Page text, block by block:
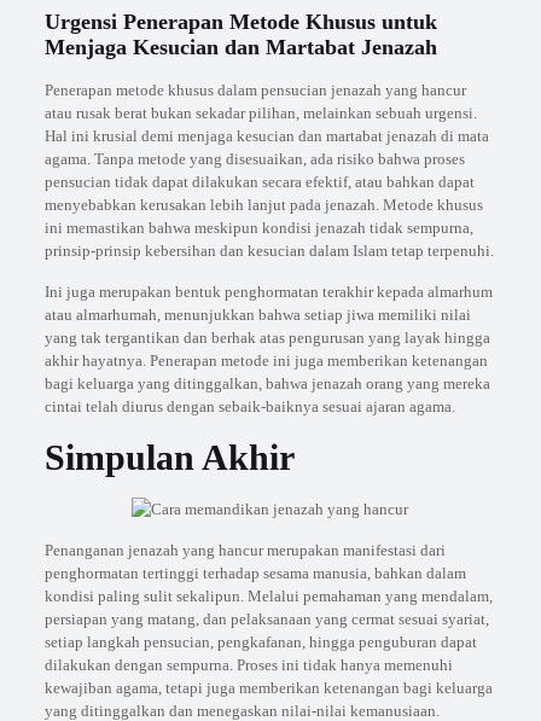
Urgensi Penerapan Metode Khusus untuk
Menjaga Kesucian dan Martabat Jenazah
Penerapan metode khusus dalam pensucian jenazah yang hancur
atau rusak berat bukan sekadar pilihan, melainkan sebuah urgensi.
Hal ini krusial demi menjaga kesucian dan martabat jenazah di mata
agama. Tanpa metode yang disesuaikan, ada risiko bahwa proses
pensucian tidak dapat dilakukan secara efektif, atau bahkan dapat
menyebabkan kerusakan lebih lanjut pada jenazah. Metode khusus
ini memastikan bahwa meskipun kondisi jenazah tidak sempurna,
prinsip-prinsip kebersihan dan kesucian dalam Islam tetap terpenuhi.
Ini juga merupakan bentuk penghormatan terakhir kepada almarhum
atau almarhumah, menunjukkan bahwa setiap jiwa memiliki nilai
yang tak tergantikan dan berhak atas pengurusan yang layak hingga
akhir hayatnya. Penerapan metode ini juga memberikan ketenangan
bagi keluarga yang ditinggalkan, bahwa jenazah orang yang mereka
cintai telah diurus dengan sebaik-baiknya sesuai ajaran agama.
Simpulan Akhir
Penanganan jenazah yang hancur merupakan manifestasi dari
penghormatan tertinggi terhadap sesama manusia, bahkan dalam
kondisi paling sulit sekalipun. Melalui pemahaman yang mendalam,
persiapan yang matang, dan pelaksanaan yang cermat sesuai syariat,
setiap langkah pensucian, pengkafanan, hingga penguburan dapat
dilakukan dengan sempurna. Proses ini tidak hanya memenuhi
kewajiban agama, tetapi juga memberikan ketenangan bagi keluarga
yang ditinggalkan dan menegaskan nilai-nilai kemanusiaan.